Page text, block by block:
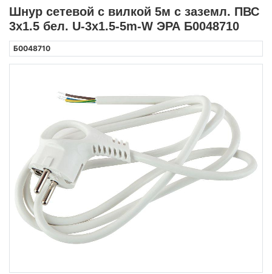
Шнур сетевой с вилкой 5м с заземл. ПВС
3х1.5 бел. U-3x1.5-5m-W ЭРА Б0048710
Б0048710